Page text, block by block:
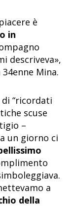
è
in
descriveva»,
Mina.
di “ricordati
scuse
–
un giorno ci
a
della